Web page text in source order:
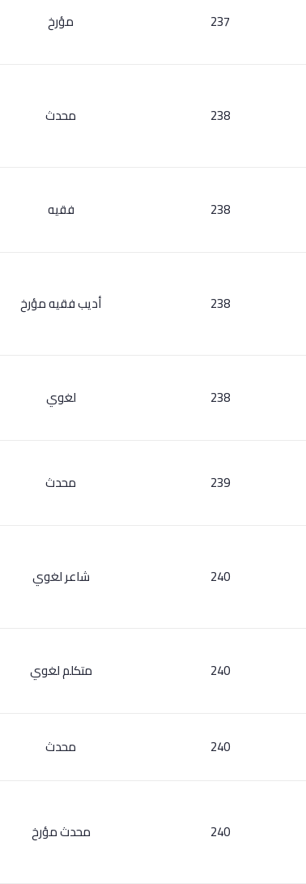
237 مؤرخ
238 محدث
238 فقيه
238 أديب فقيه مؤرخ
238 لغوي
239 محدث
240 شاعر لغوي
240 متكلم لغوي
240 محدث
240 محدث مؤرخ